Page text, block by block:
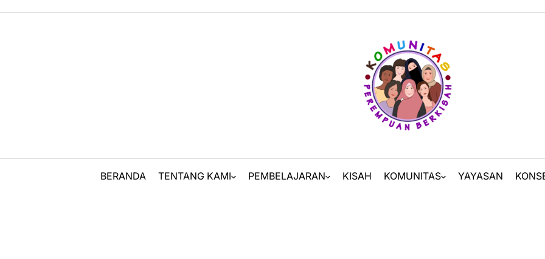
BERANDA TENTANG KAMI PEMBELAJARAN KISAH KOMUNITAS YAYASAN